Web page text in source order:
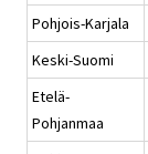
Pohjois-Karjala
Keski-Suomi
Etelä-
Pohjanmaa